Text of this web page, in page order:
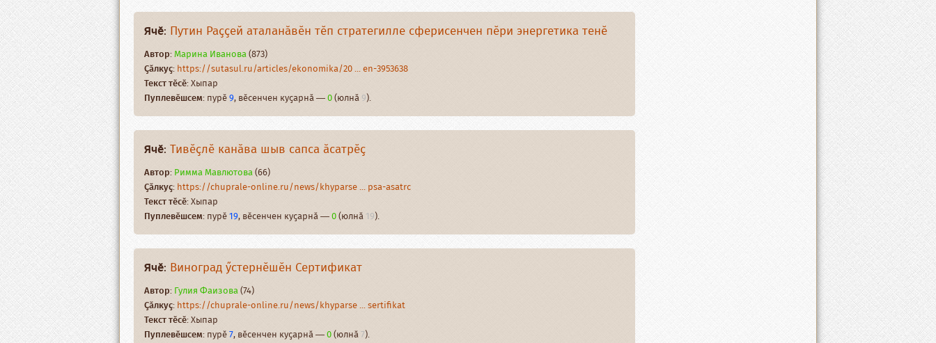
Ячӗ: Путин Раҫҫей аталанӑвӗн тӗп стратегилле сферисенчен пӗри энергетика тенӗ
Автор:Марина Иванова(873)
Ҫӑлкуҫ:https://sutasul.ru/articles/ekonomika/20 ... en-3953638
Текст тӗсӗ: Хыпар
Пуплевӗшсем: пурӗ9, вӗсенчен куҫарнӑ —0(юлнӑ9).
Ячӗ: Тивӗҫлӗ канӑва шыв сапса ӑсатрӗҫ
Автор:Римма Мавлютова(66)
Ҫӑлкуҫ:https://chuprale-online.ru/news/khyparse ... psa-asatrc
Текст тӗсӗ: Хыпар
Пуплевӗшсем: пурӗ19, вӗсенчен куҫарнӑ —0(юлнӑ19).
Ячӗ: Виноград ӳстернӗшӗн Сертификат
Автор:Гулия Фаизова(74)
Ҫӑлкуҫ:https://chuprale-online.ru/news/khyparse ... sertifikat
Текст тӗсӗ: Хыпар
Пуплевӗшсем: пурӗ7, вӗсенчен куҫарнӑ —0(юлнӑ7).